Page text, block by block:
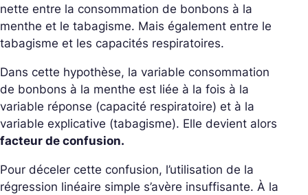
nette entre la consommation de bonbons à la
menthe et le tabagisme. Mais également entre le
tabagisme et les capacités respiratoires.
Dans cette hypothèse, la variable consommation
de bonbons à la menthe est liée à la fois à la
variable réponse (capacité respiratoire) et à la
variable explicative (tabagisme). Elle devient alors
facteur de confusion.
Pour déceler cette confusion, l’utilisation de la
régression linéaire simple s’avère insuffisante. À la